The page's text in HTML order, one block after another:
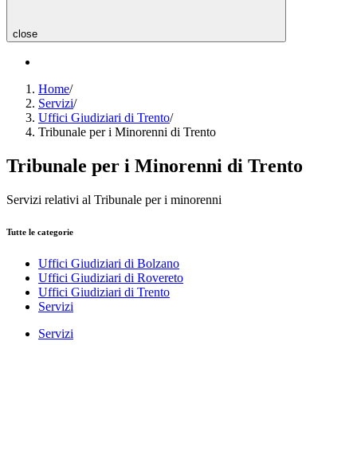
close
Home/
Servizi/
Uffici Giudiziari di Trento/
Tribunale per i Minorenni di Trento
Tribunale per i Minorenni di Trento
Servizi relativi al Tribunale per i minorenni
Tutte le categorie
Uffici Giudiziari di Bolzano
Uffici Giudiziari di Rovereto
Uffici Giudiziari di Trento
Servizi
Servizi